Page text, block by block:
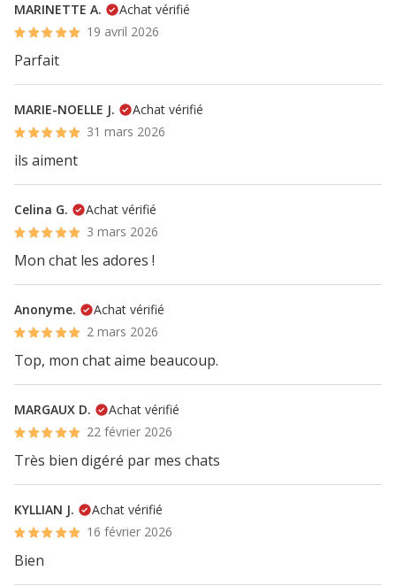
MARINETTE A.
Achat vérifié
19 avril 2026
Parfait
MARIE-NOELLE J.
Achat vérifié
31 mars 2026
ils aiment
Celina G.
Achat vérifié
3 mars 2026
Mon chat les adores !
Anonyme.
Achat vérifié
2 mars 2026
Top, mon chat aime beaucoup.
MARGAUX D.
Achat vérifié
22 février 2026
Très bien digéré par mes chats
KYLLIAN J.
Achat vérifié
16 février 2026
Bien